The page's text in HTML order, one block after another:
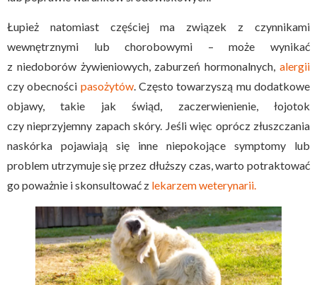
Łupież natomiast częściej ma związek z czynnikami
wewnętrznymi lub chorobowymi – może wynikać
z niedoborów żywieniowych, zaburzeń hormonalnych, alergii
czy obecności pasożytów. Często towarzyszą mu dodatkowe
objawy, takie jak świąd, zaczerwienienie, łojotok
czy nieprzyjemny zapach skóry. Jeśli więc oprócz złuszczania
naskórka pojawiają się inne niepokojące symptomy lub
problem utrzymuje się przez dłuższy czas, warto potraktować
go poważnie i skonsultować z lekarzem weterynarii.